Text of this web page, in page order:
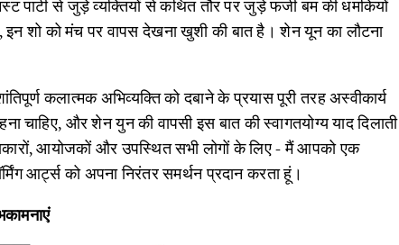
पार्टी से जुड़े व्यक्तियों से कथित तौर पर जुड़े फर्जी बम की धमकियों
इन शो को मंच पर वापस देखना खुशी की बात है। शेन यून का लौटना
कलात्मक अभिव्यक्ति को दबाने के प्रयास पूरी तरह अस्वीकार्य
चाहिए, और शेन युन की वापसी इस बात की स्वागतयोग्य याद दिलाती
आयोजकों और उपस्थित सभी लोगों के लिए - मैं आपको एक
आर्ट्स को अपना निरंतर समर्थन प्रदान करता हूं।